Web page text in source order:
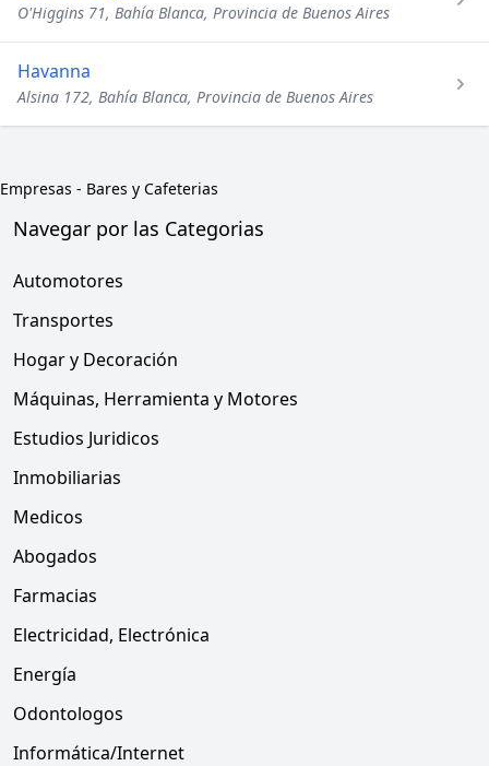
O'Higgins 71, Bahía Blanca, Provincia de Buenos Aires
Havanna
Alsina 172, Bahía Blanca, Provincia de Buenos Aires
Empresas - Bares y Cafeterias
Navegar por las Categorias
Automotores
Transportes
Hogar y Decoración
Máquinas, Herramienta y Motores
Estudios Juridicos
Inmobiliarias
Medicos
Abogados
Farmacias
Electricidad, Electrónica
Energía
Odontologos
Informática/Internet